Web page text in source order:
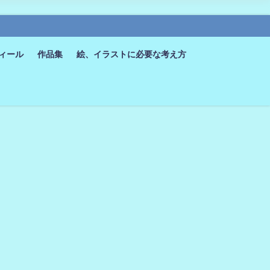
ール 作品集 絵、イラストに必要な考え方